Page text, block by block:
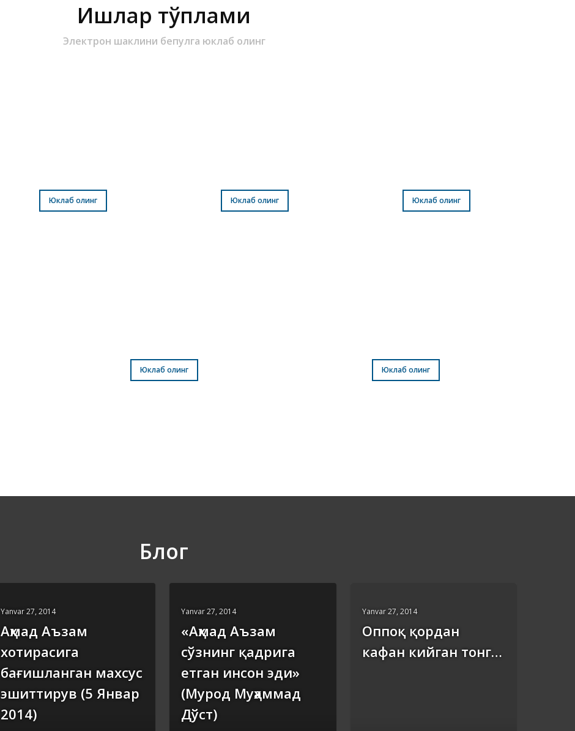
Ишлар тўплами
Электрон шаклини бепулга юклаб олинг
Романлар
Юклаб олинг Қиссалар
Юклаб олинг Новеллалар
Юклаб олинг
Мулоқот
Юклаб олинг Мақола ва тақризлар
Юклаб олинг
Блог
Yanvar 27, 2014
Аҳмад Аъзам
хотирасига
бағишланган махсус
эшиттирув (5 Январ
2014)
Yanvar 27, 2014
«Аҳмад Аъзам
сўзнинг қадрига
етган инсон эди»
(Мурод Муҳаммад
Дўст)
Yanvar 27, 2014
Оппоқ қордан
кафан кийган тонг…